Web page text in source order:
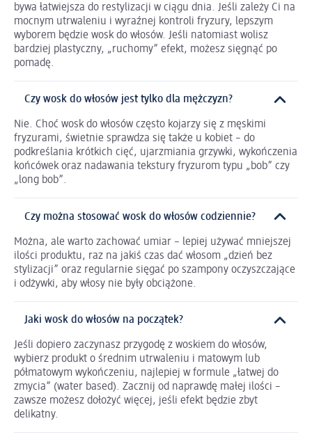
bywa łatwiejsza do restylizacji w ciągu dnia. Jeśli zależy Ci na
mocnym utrwaleniu i wyraźnej kontroli fryzury, lepszym
wyborem będzie wosk do włosów. Jeśli natomiast wolisz
bardziej plastyczny, „ruchomy” efekt, możesz sięgnąć po
pomadę.
Czy wosk do włosów jest tylko dla mężczyzn?
Nie. Choć wosk do włosów często kojarzy się z męskimi
fryzurami, świetnie sprawdza się także u kobiet – do
podkreślania krótkich cięć, ujarzmiania grzywki, wykończenia
końcówek oraz nadawania tekstury fryzurom typu „bob” czy
„long bob”.
Czy można stosować wosk do włosów codziennie?
Można, ale warto zachować umiar – lepiej używać mniejszej
ilości produktu, raz na jakiś czas dać włosom „dzień bez
stylizacji” oraz regularnie sięgać po szampony oczyszczające
i odżywki, aby włosy nie były obciążone.
Jaki wosk do włosów na początek?
Jeśli dopiero zaczynasz przygodę z woskiem do włosów,
wybierz produkt o średnim utrwaleniu i matowym lub
półmatowym wykończeniu, najlepiej w formule „łatwej do
zmycia” (water based). Zacznij od naprawdę małej ilości –
zawsze możesz dołożyć więcej, jeśli efekt będzie zbyt
delikatny.